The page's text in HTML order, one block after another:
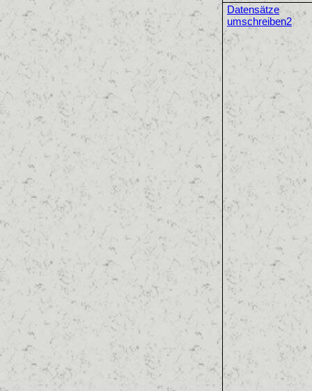
Datensätze
umschreiben2